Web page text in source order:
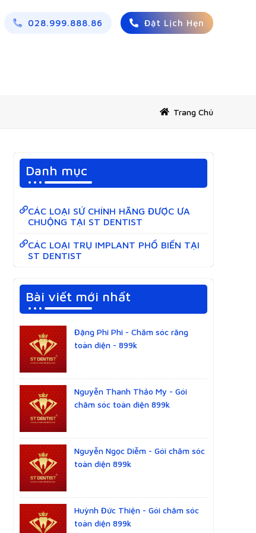
028.999.888.86 Đặt Lịch Hẹn
Trang Chủ
Danh mục
CÁC LOẠI SỨ CHÍNH HÃNG ĐƯỢC ƯA
CHUỘNG TẠI ST DENTIST
CÁC LOẠI TRỤ IMPLANT PHỔ BIẾN TẠI
ST DENTIST
Bài viết mới nhất
Đặng Phi Phi - Chăm sóc răng
toàn diện - 899k
Nguyễn Thanh Thảo My - Gói
chăm sóc toàn diện 899k
Nguyễn Ngọc Diễm - Gói chăm sóc
toàn diện 899k
Huỳnh Đức Thiện - Gói chăm sóc
toàn diện 899k